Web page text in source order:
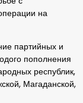
на
партийных и
пополнения
республик,
Магаданской,